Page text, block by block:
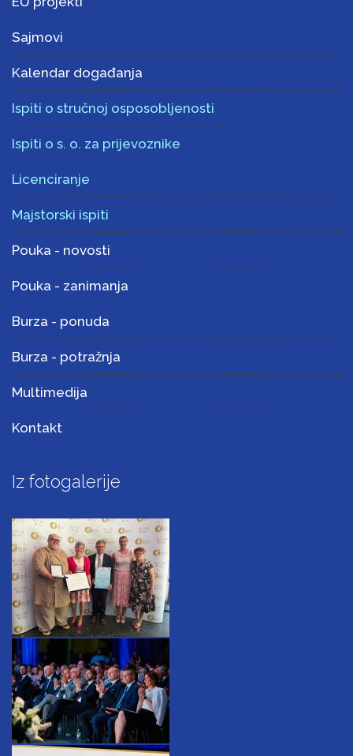
Sajmovi
Kalendar događanja
Ispiti o stručnoj osposobljenosti
Ispiti o s. o. za prijevoznike
Licenciranje
Majstorski ispiti
Pouka - novosti
Pouka - zanimanja
Burza - ponuda
Burza - potražnja
Multimedija
Kontakt
Iz fotogalerije